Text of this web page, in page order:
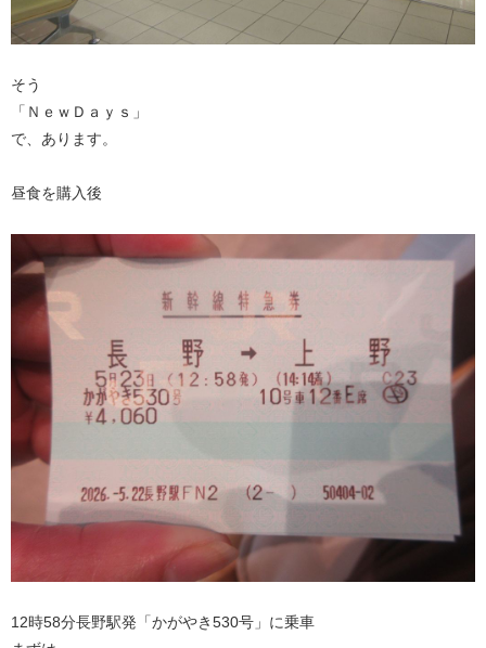
そう
「ＮｅｗＤａｙｓ」
で、あります。
昼食を購入後
12時58分長野駅発「かがやき530号」に乗車